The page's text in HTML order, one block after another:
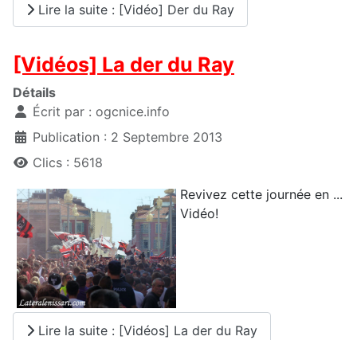
Lire la suite : [Vidéo] Der du Ray
[Vidéos] La der du Ray
Détails
Écrit par : ogcnice.info
Publication : 2 Septembre 2013
Clics : 5618
Revivez cette journée en ...
Vidéo!
Lire la suite : [Vidéos] La der du Ray